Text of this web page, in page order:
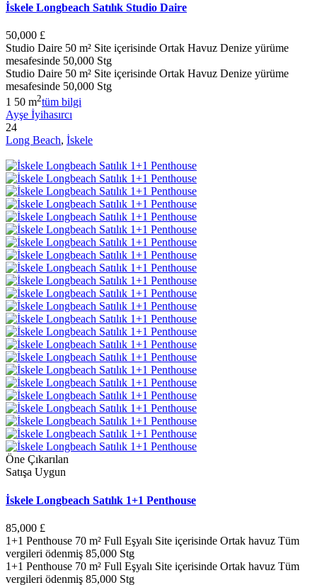
İskele Longbeach Satılık Studio Daire
50,000 £
Studio Daire 50 m² Site içerisinde Ortak Havuz Denize yürüme
mesafesinde 50,000 Stg
Studio Daire 50 m² Site içerisinde Ortak Havuz Denize yürüme
mesafesinde 50,000 Stg
1 50 m2tüm bilgi
Ayşe İyihasırcı
24
Long Beach, İskele
Öne Çıkarılan
Satışa Uygun
İskele Longbeach Satılık 1+1 Penthouse
85,000 £
1+1 Penthouse 70 m² Full Eşyalı Site içerisinde Ortak havuz Tüm
vergileri ödenmiş 85,000 Stg
1+1 Penthouse 70 m² Full Eşyalı Site içerisinde Ortak havuz Tüm
vergileri ödenmiş 85,000 Stg